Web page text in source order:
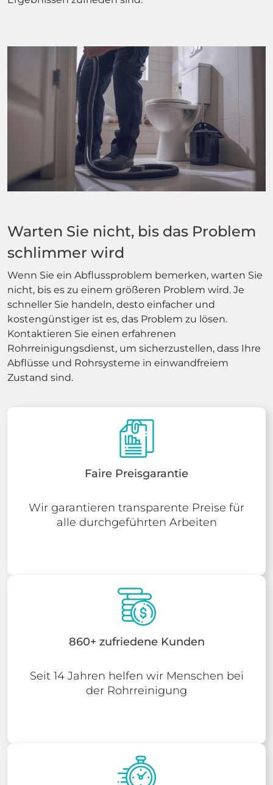
Warten Sie nicht, bis das Problem
schlimmer wird
Wenn Sie ein Abflussproblem bemerken, warten Sie
nicht, bis es zu einem größeren Problem wird. Je
schneller Sie handeln, desto einfacher und
kostengünstiger ist es, das Problem zu lösen.
Kontaktieren Sie einen erfahrenen
Rohrreinigungsdienst, um sicherzustellen, dass Ihre
Abflüsse und Rohrsysteme in einwandfreiem
Zustand sind.
Faire Preisgarantie
Wir garantieren transparente Preise für
alle durchgeführten Arbeiten
860+ zufriedene Kunden
Seit 14 Jahren helfen wir Menschen bei
der Rohrreinigung